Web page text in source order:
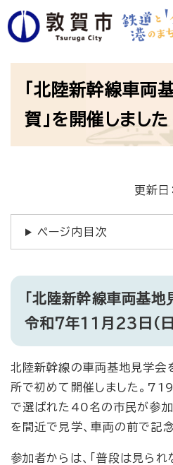
ペ
ー
で
「北陸新幹線車両
賀」を開催しました
更新
ページ内目次
「北陸新幹線車両基
令和7年11月23日（日
北陸新幹線の車両基地見学会
所で初めて開催しました。
で選ばれた40名の市民が参加
を間近で見学、車両の前で記
参加者からは、「普段は見ら